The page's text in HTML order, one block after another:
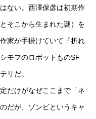
ない。西澤保彦は初期作
そこから生まれた謎）を
家が手掛けていて『折れ
モフのロボットものSF
リだ。
だけがなぜここまで「ネ
だが、ゾンビというキャ